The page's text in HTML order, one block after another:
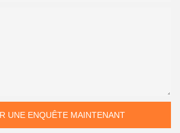
UNE ENQUÊTE MAINTENANT